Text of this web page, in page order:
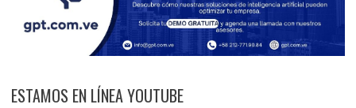
ESTAMOS EN LÍNEA YOUTUBE